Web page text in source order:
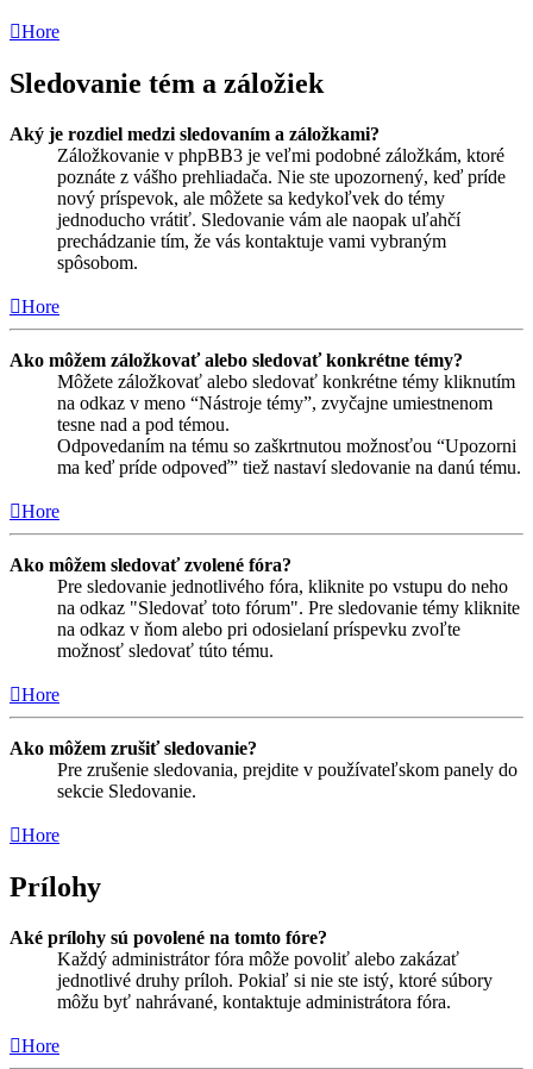
Hore
Sledovanie tém a záložiek
Aký je rozdiel medzi sledovaním a záložkami?
Záložkovanie v phpBB3 je veľmi podobné záložkám, ktoré
poznáte z vášho prehliadača. Nie ste upozornený, keď príde
nový príspevok, ale môžete sa kedykoľvek do témy
jednoducho vrátiť. Sledovanie vám ale naopak uľahčí
prechádzanie tím, že vás kontaktuje vami vybraným
spôsobom.
Hore
Ako môžem záložkovať alebo sledovať konkrétne témy?
Môžete záložkovať alebo sledovať konkrétne témy kliknutím
na odkaz v meno “Nástroje témy”, zvyčajne umiestnenom
tesne nad a pod témou.
Odpovedaním na tému so zaškrtnutou možnosťou “Upozorni
ma keď príde odpoveď” tiež nastaví sledovanie na danú tému.
Hore
Ako môžem sledovať zvolené fóra?
Pre sledovanie jednotlivého fóra, kliknite po vstupu do neho
na odkaz "Sledovať toto fórum". Pre sledovanie témy kliknite
na odkaz v ňom alebo pri odosielaní príspevku zvoľte
možnosť sledovať túto tému.
Hore
Ako môžem zrušiť sledovanie?
Pre zrušenie sledovania, prejdite v používateľskom panely do
sekcie Sledovanie.
Hore
Prílohy
Aké prílohy sú povolené na tomto fóre?
Každý administrátor fóra môže povoliť alebo zakázať
jednotlivé druhy príloh. Pokiaľ si nie ste istý, ktoré súbory
môžu byť nahrávané, kontaktuje administrátora fóra.
Hore